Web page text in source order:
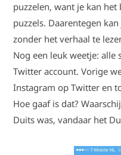
puzzelen, want je kan
puzzels. Daarentegen
zonder het verhaal te
Nog een leuk weetje: alle
Twitter account. Vorige
Instagram op Twitter en
Hoe gaaf is dat?
Duits was, vandaar het